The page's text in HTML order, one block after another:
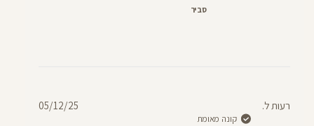
סביר
רעות ל.
קונה מאומת
תאריך05/12/25